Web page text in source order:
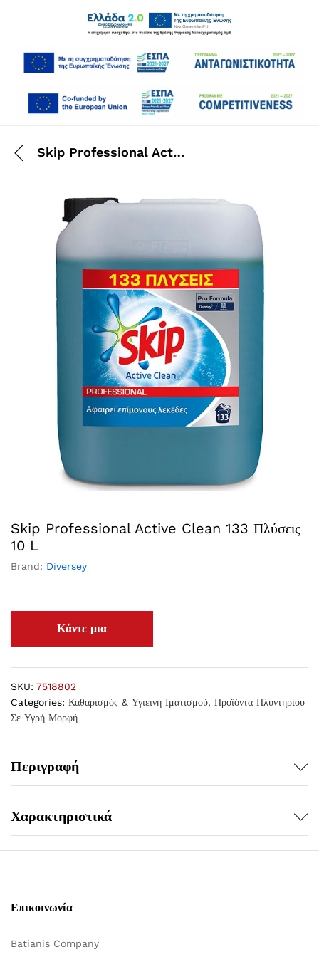
Skip Professional Active Clean 133 Πλύσεις 10 L
Skip Professional Active Clean 133 Πλύσεις
10 L
Brand: Diversey
SKU: 7518802
Categories: Καθαρισμός & Υγιεινή Ιματισμού, Προϊόντα Πλυντηρίου
Σε Υγρή Μορφή
Περιγραφή
Χαρακτηριστικά
Επικοινωνία
Batianis Company